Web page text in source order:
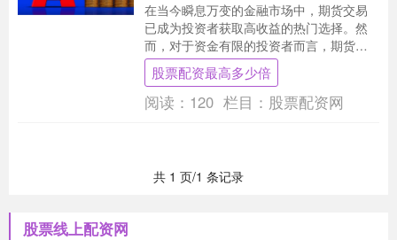
在当今瞬息万变的金融市场中，期货交易
已成为投资者获取高收益的热门选择。然
而，对于资金有限的投资者而言，期货配
资公司可以提供杠杆作用，放大收益潜
力。深圳，作为中国....
股票配资最高多少倍
阅读： 120 栏目： 股票配资网
共 1 页/1 条记录
股票线上配资网